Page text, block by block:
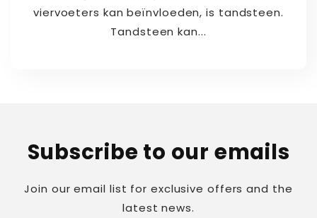
viervoeters kan beïnvloeden, is tandsteen.
Tandsteen kan...
Subscribe to our emails
Join our email list for exclusive offers and the
latest news.